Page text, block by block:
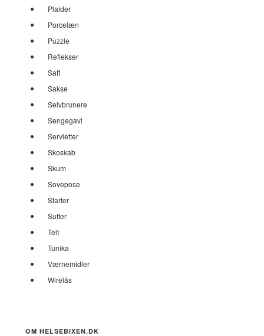
Plaider
Porcelæn
Puzzle
Reflekser
Saft
Sakse
Selvbrunere
Sengegavl
Servietter
Skoskab
Skum
Sovepose
Starter
Sutter
Telt
Tunika
Værnemidler
Wirelås
OM HELSEBIXEN.DK